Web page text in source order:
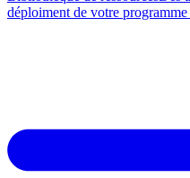
déploiment de votre